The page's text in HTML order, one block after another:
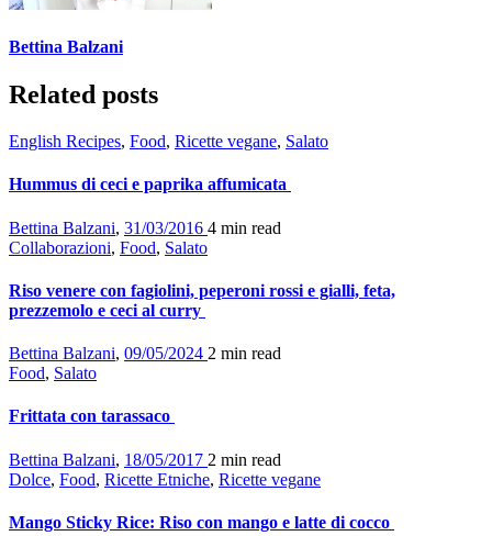
Bettina Balzani
Related posts
English Recipes, Food, Ricette vegane, Salato
Hummus di ceci e paprika affumicata
Bettina Balzani, 31/03/2016 4 min read
Collaborazioni, Food, Salato
Riso venere con fagiolini, peperoni rossi e gialli, feta,
prezzemolo e ceci al curry
Bettina Balzani, 09/05/2024 2 min read
Food, Salato
Frittata con tarassaco
Bettina Balzani, 18/05/2017 2 min read
Dolce, Food, Ricette Etniche, Ricette vegane
Mango Sticky Rice: Riso con mango e latte di cocco